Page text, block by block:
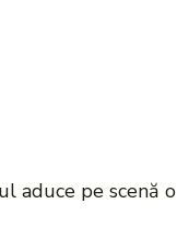
aduce pe scenă o